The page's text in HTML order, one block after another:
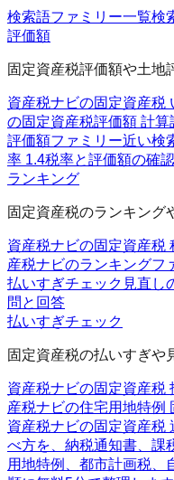
検索語ファミリー一覧検
評価額
固定資産税評価額や土地
資産税ナビの固定資産税
の固定資産税評価額 計算
評価額ファミリー近い検
率 1.4税率と評価額の確認
ランキング
固定資産税のランキング
資産税ナビの固定資産税
産税ナビのランキングフ
払いすぎチェック 見直し
問と回答
払いすぎチェック
固定資産税の払いすぎや
資産税ナビの固定資産税
産税ナビの住宅用地特例
資産税ナビの固定資産税
べ方を、納税通知書、課
用地特例、都市計画税、